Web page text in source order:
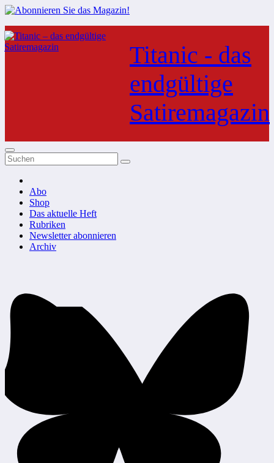
Zum
Inhalt
springen
Titanic - das
endgültige
Satiremagazin
Abo
Shop
Das aktuelle Heft
Rubriken
Newsletter abonnieren
Archiv